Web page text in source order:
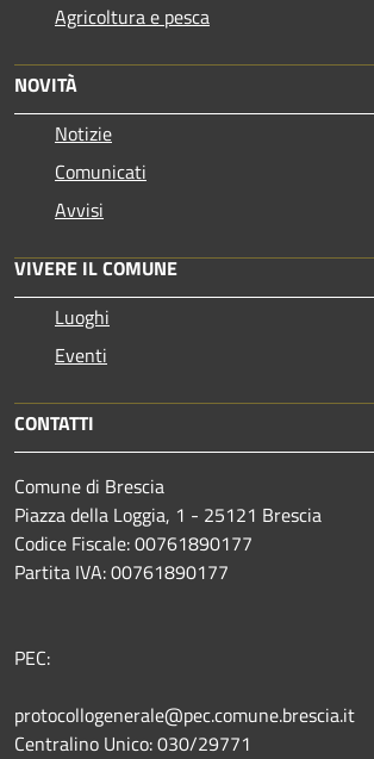
Agricoltura e pesca
NOVITÀ
Notizie
Comunicati
Avvisi
VIVERE IL COMUNE
Luoghi
Eventi
CONTATTI
Comune di Brescia
Piazza della Loggia, 1 - 25121 Brescia
Codice Fiscale: 00761890177
Partita IVA: 00761890177
PEC:
protocollogenerale@pec.comune.brescia.it
Centralino Unico: 030/29771